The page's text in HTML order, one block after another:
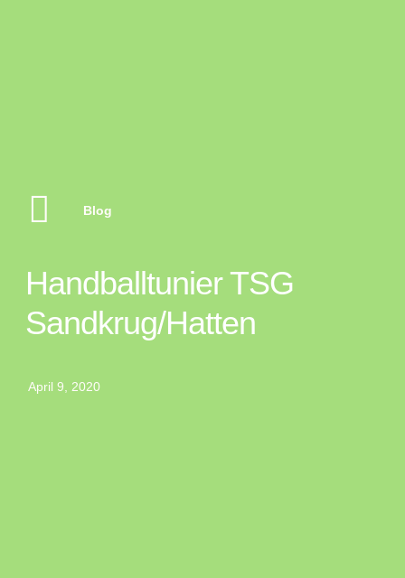
Blog
Handballtunier TSG
Sandkrug/Hatten
April 9, 2020